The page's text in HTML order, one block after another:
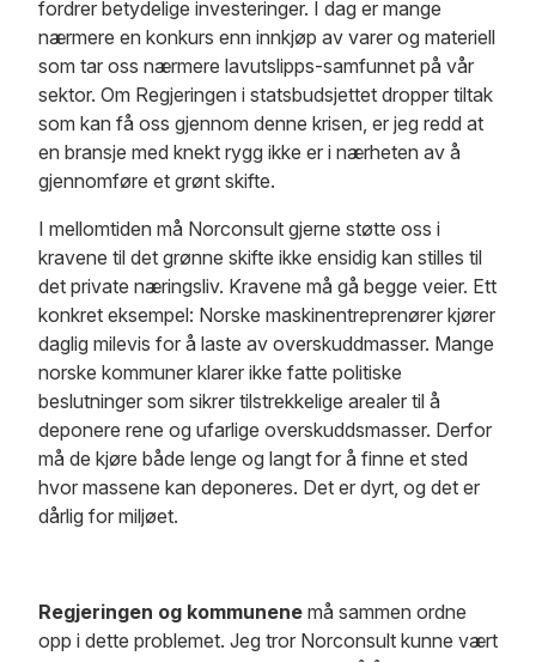
fordrer betydelige investeringer. I dag er mange
nærmere en konkurs enn innkjøp av varer og materiell
som tar oss nærmere lavutslipps-samfunnet på vår
sektor. Om Regjeringen i statsbudsjettet dropper tiltak
som kan få oss gjennom denne krisen, er jeg redd at
en bransje med knekt rygg ikke er i nærheten av å
gjennomføre et grønt skifte.
I mellomtiden må Norconsult gjerne støtte oss i
kravene til det grønne skifte ikke ensidig kan stilles til
det private næringsliv. Kravene må gå begge veier. Ett
konkret eksempel: Norske maskinentreprenører kjører
daglig milevis for å laste av overskuddmasser. Mange
norske kommuner klarer ikke fatte politiske
beslutninger som sikrer tilstrekkelige arealer til å
deponere rene og ufarlige overskuddsmasser. Derfor
må de kjøre både lenge og langt for å finne et sted
hvor massene kan deponeres. Det er dyrt, og det er
dårlig for miljøet.
Regjeringen og kommunene må sammen ordne
opp i dette problemet. Jeg tror Norconsult kunne vært